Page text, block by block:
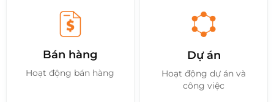
Bán hàng
Hoạt động bán hàng
Dự án
Hoạt động dự án và
công việc